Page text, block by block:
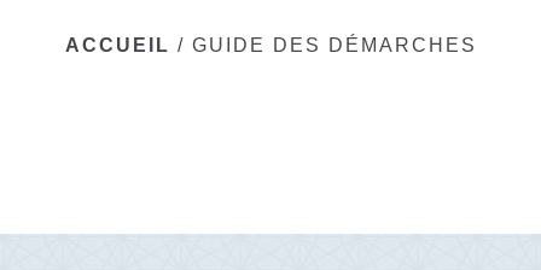
ACCUEIL / GUIDE DES DÉMARCHES